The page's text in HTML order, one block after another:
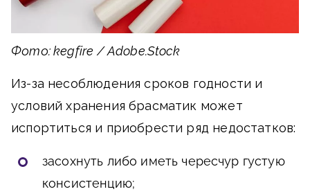
Фото: kegfire / Adobe.Stock
Из-за несоблюдения сроков годности и
условий хранения брасматик может
испортиться и приобрести ряд недостатков:
засохнуть либо иметь чересчур густую
консистенцию;